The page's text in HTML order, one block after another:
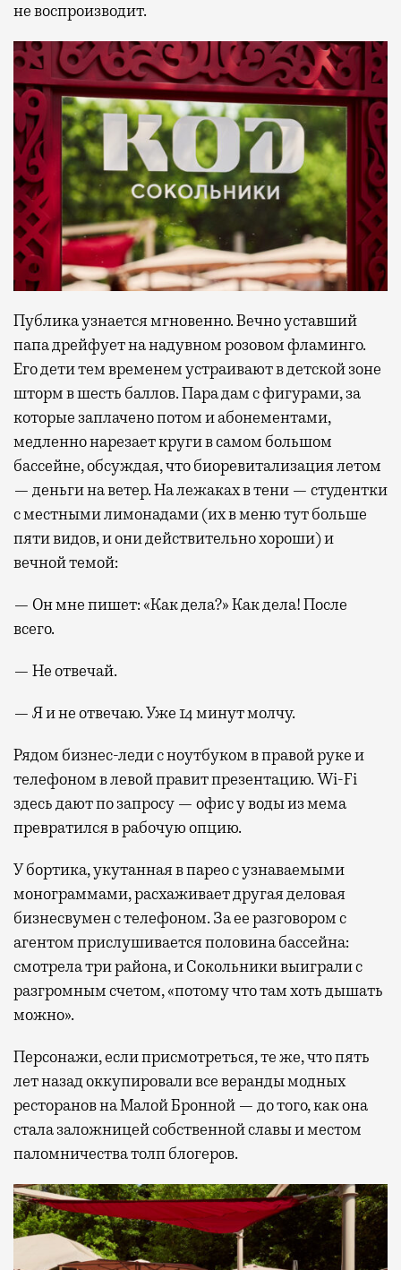
не воспроизводит.
Публика узнается мгновенно. Вечно уставший
папа дрейфует на надувном розовом фламинго.
Его дети тем временем устраивают в детской зоне
шторм в шесть баллов. Пара дам с фигурами, за
которые заплачено потом и абонементами,
медленно нарезает круги в самом большом
бассейне, обсуждая, что биоревитализация летом
— деньги на ветер. На лежаках в тени — студентки
с местными лимонадами (их в меню тут больше
пяти видов, и они действительно хороши) и
вечной темой:
— Он мне пишет: «Как дела?» Как дела! После
всего.
— Не отвечай.
— Я и не отвечаю. Уже 14 минут молчу.
Рядом бизнес-леди с ноутбуком в правой руке и
телефоном в левой правит презентацию. Wi-Fi
здесь дают по запросу — офис у воды из мема
превратился в рабочую опцию.
У бортика, укутанная в парео с узнаваемыми
монограммами, расхаживает другая деловая
бизнесвумен с телефоном. За ее разговором с
агентом прислушивается половина бассейна:
смотрела три района, и Сокольники выиграли с
разгромным счетом, «потому что там хоть дышать
можно».
Персонажи, если присмотреться, те же, что пять
лет назад оккупировали все веранды модных
ресторанов на Малой Бронной — до того, как она
стала заложницей собственной славы и местом
паломничества толп блогеров.